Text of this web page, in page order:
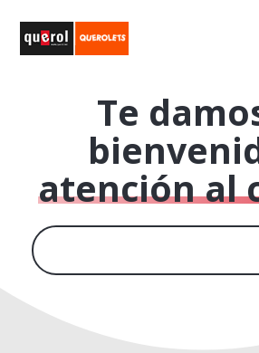
Te
atención al